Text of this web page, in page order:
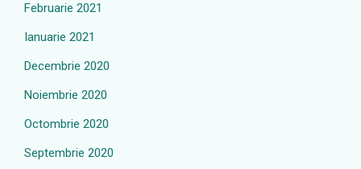
Februarie 2021
Ianuarie 2021
Decembrie 2020
Noiembrie 2020
Octombrie 2020
Septembrie 2020